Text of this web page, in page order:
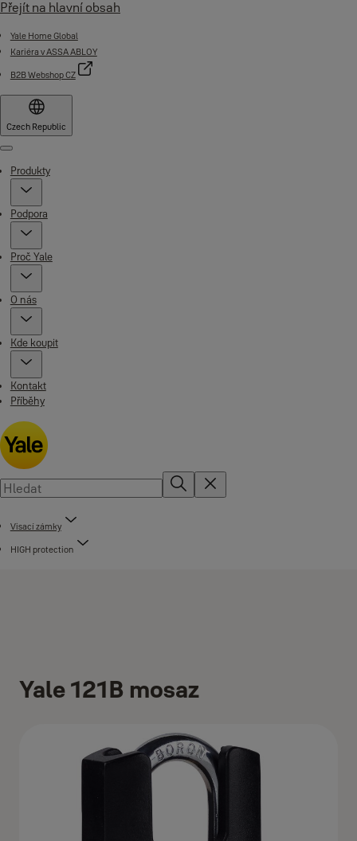
Přejít na hlavní obsah
Yale Home Global
Kariéra v ASSA ABLOY
B2B Webshop CZ
Czech Republic
Menu
Produkty
Podpora
Proč Yale
O nás
Kde koupit
Kontakt
Příběhy
Visací zámky
HIGH protection
Yale 121B mosaz